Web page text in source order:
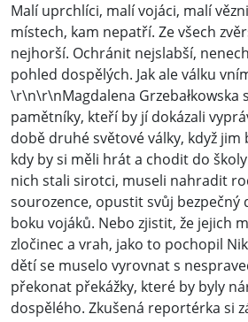
Malí uprchlíci, malí vojáci, malí
místech, kam nepatří. Ze všech
nejhorší. Ochránit nejslabší,
pohled dospělých. Jak ale válku
\r\n\r\nMagdalena Grzebałkowska
pamětníky, kteří by jí dokázali
době druhé světové války, když jim
kdy by si měli hrát a chodit do
nich stali sirotci, museli nahradit
sourozence, opustit svůj bezpečný
boku vojáků. Nebo zjistit, že jejich
zločinec a vrah, jako to pochopil
dětí se muselo vyrovnat s
překonat překážky, které by byly
dospělého. Zkušená reportérka si